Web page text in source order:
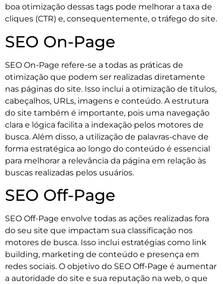
boa otimização dessas tags pode melhorar a taxa de
cliques (CTR) e, consequentemente, o tráfego do site.
SEO On-Page
SEO On-Page refere-se a todas as práticas de
otimização que podem ser realizadas diretamente
nas páginas do site. Isso inclui a otimização de títulos,
cabeçalhos, URLs, imagens e conteúdo. A estrutura
do site também é importante, pois uma navegação
clara e lógica facilita a indexação pelos motores de
busca. Além disso, a utilização de palavras-chave de
forma estratégica ao longo do conteúdo é essencial
para melhorar a relevância da página em relação às
buscas realizadas pelos usuários.
SEO Off-Page
SEO Off-Page envolve todas as ações realizadas fora
do seu site que impactam sua classificação nos
motores de busca. Isso inclui estratégias como link
building, marketing de conteúdo e presença em
redes sociais. O objetivo do SEO Off-Page é aumentar
a autoridade do site e sua reputação na web, o que